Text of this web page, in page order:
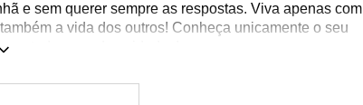
e sem querer sempre as respostas. Viva apenas com
a vida dos outros! Conheça unicamente o seu
todas as adversidades!